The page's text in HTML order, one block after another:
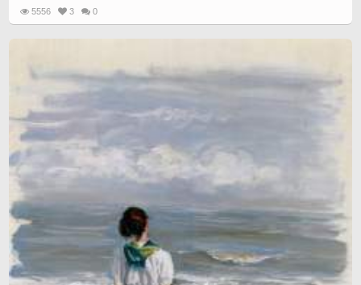
5556 3 0